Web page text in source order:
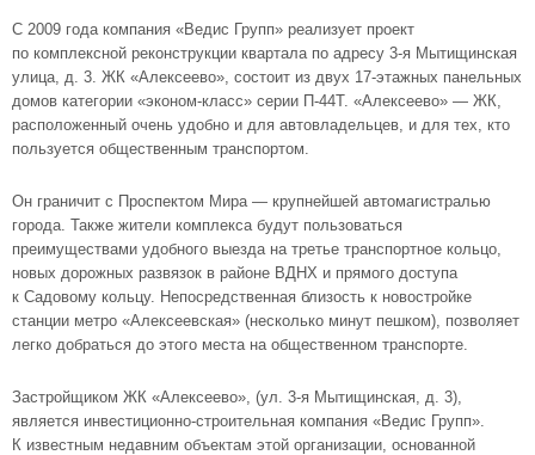
С 2009 года компания «Ведис Групп» реализует проект
по комплексной реконструкции квартала по адресу 3-я Мытищинская
улица, д. 3. ЖК «Алексеево», состоит из двух 17-этажных панельных
домов категории «эконом-класс» серии П-44Т. «Алексеево» — ЖК,
расположенный очень удобно и для автовладельцев, и для тех, кто
пользуется общественным транспортом.
Он граничит с Проспектом Мира — крупнейшей автомагистралью
города. Также жители комплекса будут пользоваться
преимуществами удобного выезда на третье транспортное кольцо,
новых дорожных развязок в районе ВДНХ и прямого доступа
к Садовому кольцу. Непосредственная близость к новостройке
станции метро «Алексеевская» (несколько минут пешком), позволяет
легко добраться до этого места на общественном транспорте.
Застройщиком ЖК «Алексеево», (ул. 3-я Мытищинская, д. 3),
является инвестиционно-строительная компания «Ведис Групп».
К известным недавним объектам этой организации, основанной